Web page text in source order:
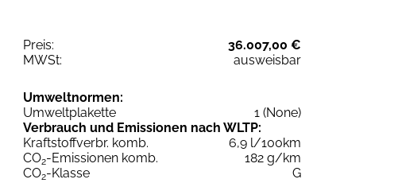
Preis:
36.007,00 €
MWSt:
ausweisbar
Umweltnormen:
Umweltplakette
1 (None)
Verbrauch und Emissionen nach WLTP:
Kraftstoffverbr. komb.
6,9 l/100km
CO2-Emissionen komb.
182 g/km
CO2-Klasse
G